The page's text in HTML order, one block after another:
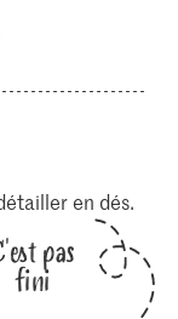
en dés.
pas
fini